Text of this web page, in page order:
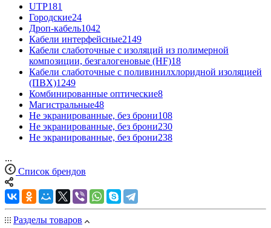
UTP181
Городские24
Дроп-кабель1042
Кабели интерфейсные2149
Кабели слаботочные с изоляций из полимерной
композиции, безгалогеновые (HF)18
Кабели слаботочные с поливинилхлоридной изоляцией
(ПВХ)1249
Комбинированные оптические8
Магистральные48
Не экранированные, без брони108
Не экранированные, без брони230
Не экранированные, без брони238
...
Список брендов
Разделы товаров